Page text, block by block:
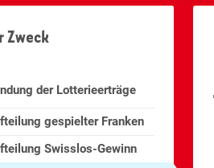
Zweck
der Lotterieerträge
gespielter Franken
Swisslos-Gewinn